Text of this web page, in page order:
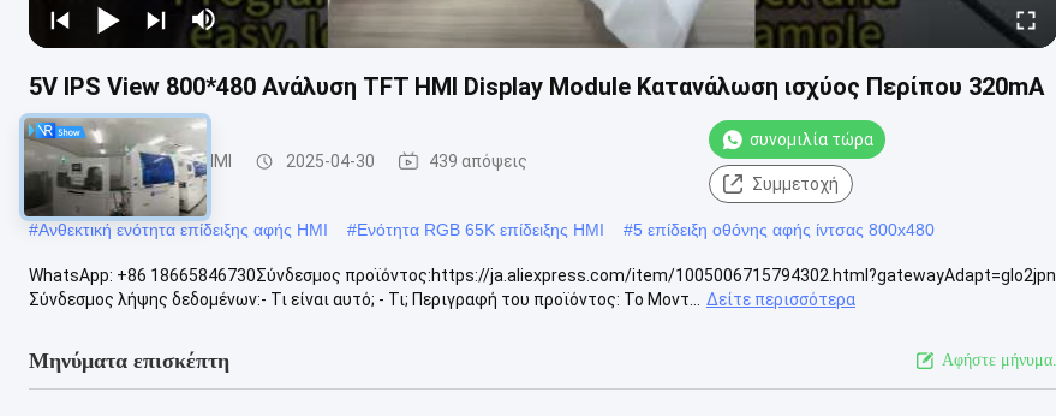
5V IPS View 800*480 Ανάλυση TFT HMI Display Module Κατανάλωση ισχύος Περίπου 320mA
Ενότητα επίδειξης HMI 2025-04-30 439 απόψεις
συνομιλία τώρα
Συμμετοχή
#Ανθεκτική ενότητα επίδειξης αφής HMI #Ενότητα RGB 65K επίδειξης HMI #5 επίδειξη οθόνης αφής ίντσας 800x480
WhatsApp: +86 18665846730Σύνδεσμος προϊόντος:https://ja.aliexpress.com/item/1005006715794302.html?gatewayAdapt=glo2jpn
Σύνδεσμος λήψης δεδομένων:- Τι είναι αυτό; - Τι; Περιγραφή του προϊόντος: Το Μοντ...
Δείτε περισσότερα
Μηνύματα επισκέπτη Αφήστε μήνυμα.